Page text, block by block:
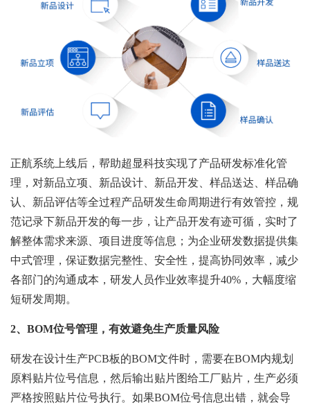
正航系统上线后，帮助超显科技实现了产品研发标准化管
理，对新品立项、新品设计、新品开发、样品送达、样品确
认、新品评估等全过程产品研发生命周期进行有效管控，规
范记录下新品开发的每一步，让产品开发有迹可循，实时了
解整体需求来源、项目进度等信息；为企业研发数据提供集
中式管理，保证数据完整性、安全性，提高协同效率，减少
各部门的沟通成本，研发人员作业效率提升40%，大幅度缩
短研发周期。
2、 BOM位号管理，有效避免生产质量风险
研发在设计生产PCB板的BOM文件时，需要在BOM内规划
原料贴片位号信息，然后输出贴片图给工厂贴片，生产必须
严格按照贴片位号执行。如果BOM位号信息出错，就会导